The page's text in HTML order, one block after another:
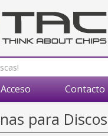
Acceso Contacto
para Discos